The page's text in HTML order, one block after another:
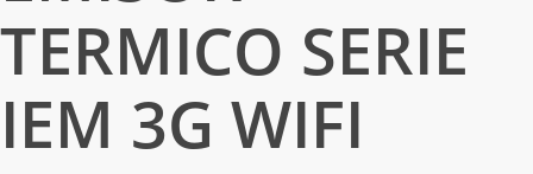
TERMICO SERIE
IEM 3G WIFI